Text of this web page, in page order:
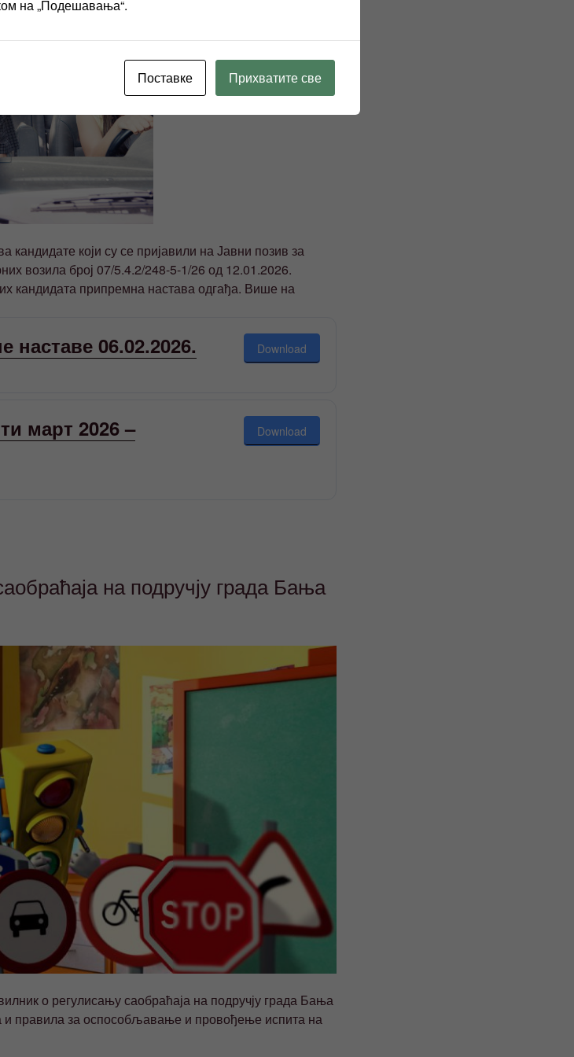
који су се пријавили на Јавни позив за
возила број 07/5.4.2/248-5-1/26 од 12.01.2026.
кандидата припремна настава одгађа. Више на
06.02.2026. Download
март 2026 –
Download
на подручју града Бања
о регулисању саобраћаја на подручју града Бања
и правила за оспособљавање и провођење испита на
на „Подешавања“.
Поставке Прихватите све